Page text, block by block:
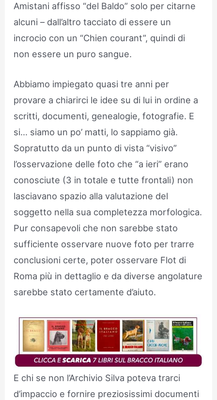
Amistani affisso “del Baldo” solo per citarne
alcuni – dall’altro tacciato di essere un
incrocio con un “Chien courant”, quindi di
non essere un puro sangue.
Abbiamo impiegato quasi tre anni per
provare a chiarirci le idee su di lui in ordine a
scritti, documenti, genealogie, fotografie. E
si… siamo un po’ matti, lo sappiamo già.
Sopratutto da un punto di vista “visivo”
l’osservazione delle foto che “a ieri” erano
conosciute (3 in totale e tutte frontali) non
lasciavano spazio alla valutazione del
soggetto nella sua completezza morfologica.
Pur consapevoli che non sarebbe stato
sufficiente osservare nuove foto per trarre
conclusioni certe, poter osservare Flot di
Roma più in dettaglio e da diverse angolature
sarebbe stato certamente d’aiuto.
E chi se non l’Archivio Silva poteva trarci
d’impaccio e fornire preziosissimi documenti